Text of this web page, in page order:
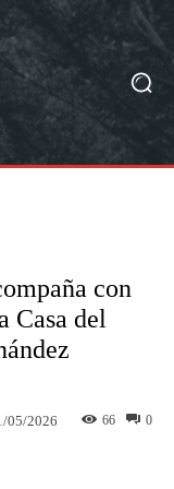
con
Casa del
05/2026 0
66